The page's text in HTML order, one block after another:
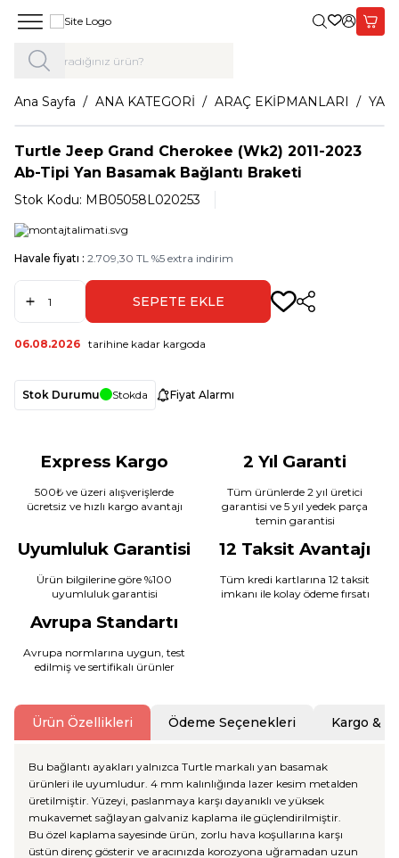
Giriş Yap,
Ana Sayfa ANA KATEGORİ ARAÇ EKİPMANLARI
Turtle Jeep Grand Cherokee (Wk2) 2011-2023
Ab-Tipi Yan Basamak Bağlantı Braketi
Stok Kodu: MB05058L020253
Havale fiyatı : 2.709,30 TL %5 extra indirim
SEPETE EKLE Paylaş
06.08.2026 tarihine kadar kargoda
Stok Durumu Stokda Fiyat Alarmı
Express Kargo
500₺ ve üzeri alışverişlerde
ücretsiz ve hızlı kargo avantajı
2 Yıl Garanti
Tüm ürünlerde 2 yıl üretici
garantisi ve 5 yıl yedek parça
temin garantisi
Uyumluluk Garantisi
Ürün bilgilerine göre %100
uyumluluk garantisi
12 Taksit Avantajı
Tüm kredi kartlarına 12 taksit
imkanı ile kolay ödeme fırsatı
Avrupa Standartı
Avrupa normlarına uygun, test
edilmiş ve sertifikalı ürünler
Ürün Özellikleri Ödeme Seçenekleri Kargo &
Bu bağlantı ayakları yalnızca Turtle markalı yan basamak
ürünleri ile uyumludur. 4 mm kalınlığında lazer kesim metalden
üretilmiştir. Yüzeyi, paslanmaya karşı dayanıklı ve yüksek
mukavemet sağlayan galvaniz kaplama ile güçlendirilmiştir.
Bu özel kaplama sayesinde ürün, zorlu hava koşullarına karşı
üstün direnç gösterir ve aracınızda korozyona uğramadan uzun